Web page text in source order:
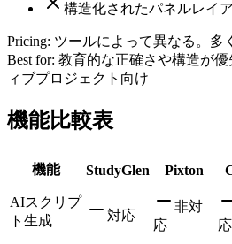
構造化されたパネルレイ
Pricing: ツールによって異なる。多
Best for: 教育的な正確さや構造が
ィブプロジェクト向け
機能比較表
機能 StudyGlen Pixton
AIスクリプ
ト生成
対応
非対
応
応